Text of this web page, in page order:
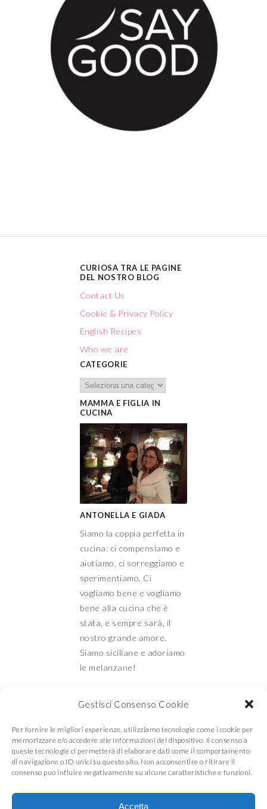
Gestisci Consenso Cookie
Per fornire le migliori esperienze, utilizziamo tecnologie come i cookie per
memorizzare e/o accedere alle informazioni del dispositivo. Il consenso a
queste tecnologie ci permetterà di elaborare dati come il comportamento
di navigazione o ID unici su questo sito. Non acconsentire o ritirare il
consenso può influire negativamente su alcune caratteristiche e funzioni.
Accetta
CURIOSA TRA LE PAGINE
DEL NOSTRO BLOG
Contact Us
Cookie & Privacy Policy
English Recipes
Who we are
CATEGORIE
MAMMA E FIGLIA IN
CUCINA
ANTONELLA E GIADA
Siamo la coppia perfetta in
cucina: ci compensiamo e
aiutiamo, ci sorreggiamo e
sperimentiamo. Ci
vogliamo bene e vogliamo
bene alla cucina che è
stata, e sempre sarà, il
nostro grande amore.
Siamo siciliane e adoriamo
le melanzane!
Mamma e Figlia in
cucina